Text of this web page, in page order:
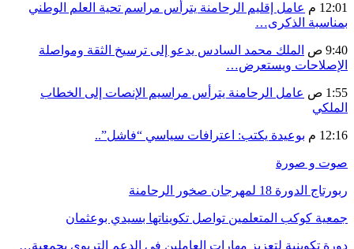
12:01 م
عامل إقليم الرحامنة يترأس مراسم تحية العلم الوطني
بمناسبة الذكرى…
9:40 ص
الملك محمد السادس يدعو إلى ترسيخ الثقة ومواصلة
الإصلاحات ويستعرض…
1:55 ص
عامل الرحامنة يترأس مراسيم الإنصات إلى الخطاب
الملكي
12:16 م بوعيدة يكتب: اعترافات سياسي “فاشل”..
صوت و صورة
ربورتاج الدورة 18 لمهرجان صخور الرحامنة
جمعية كوكب المتعلمين تواصل تكويناتها بسيدي بوعثمان
دورة تكوينية لتعزيز مهارات العاملين في الدعم التربوي بجمعية…